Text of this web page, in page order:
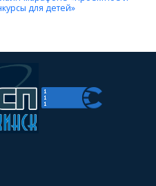
для детей»